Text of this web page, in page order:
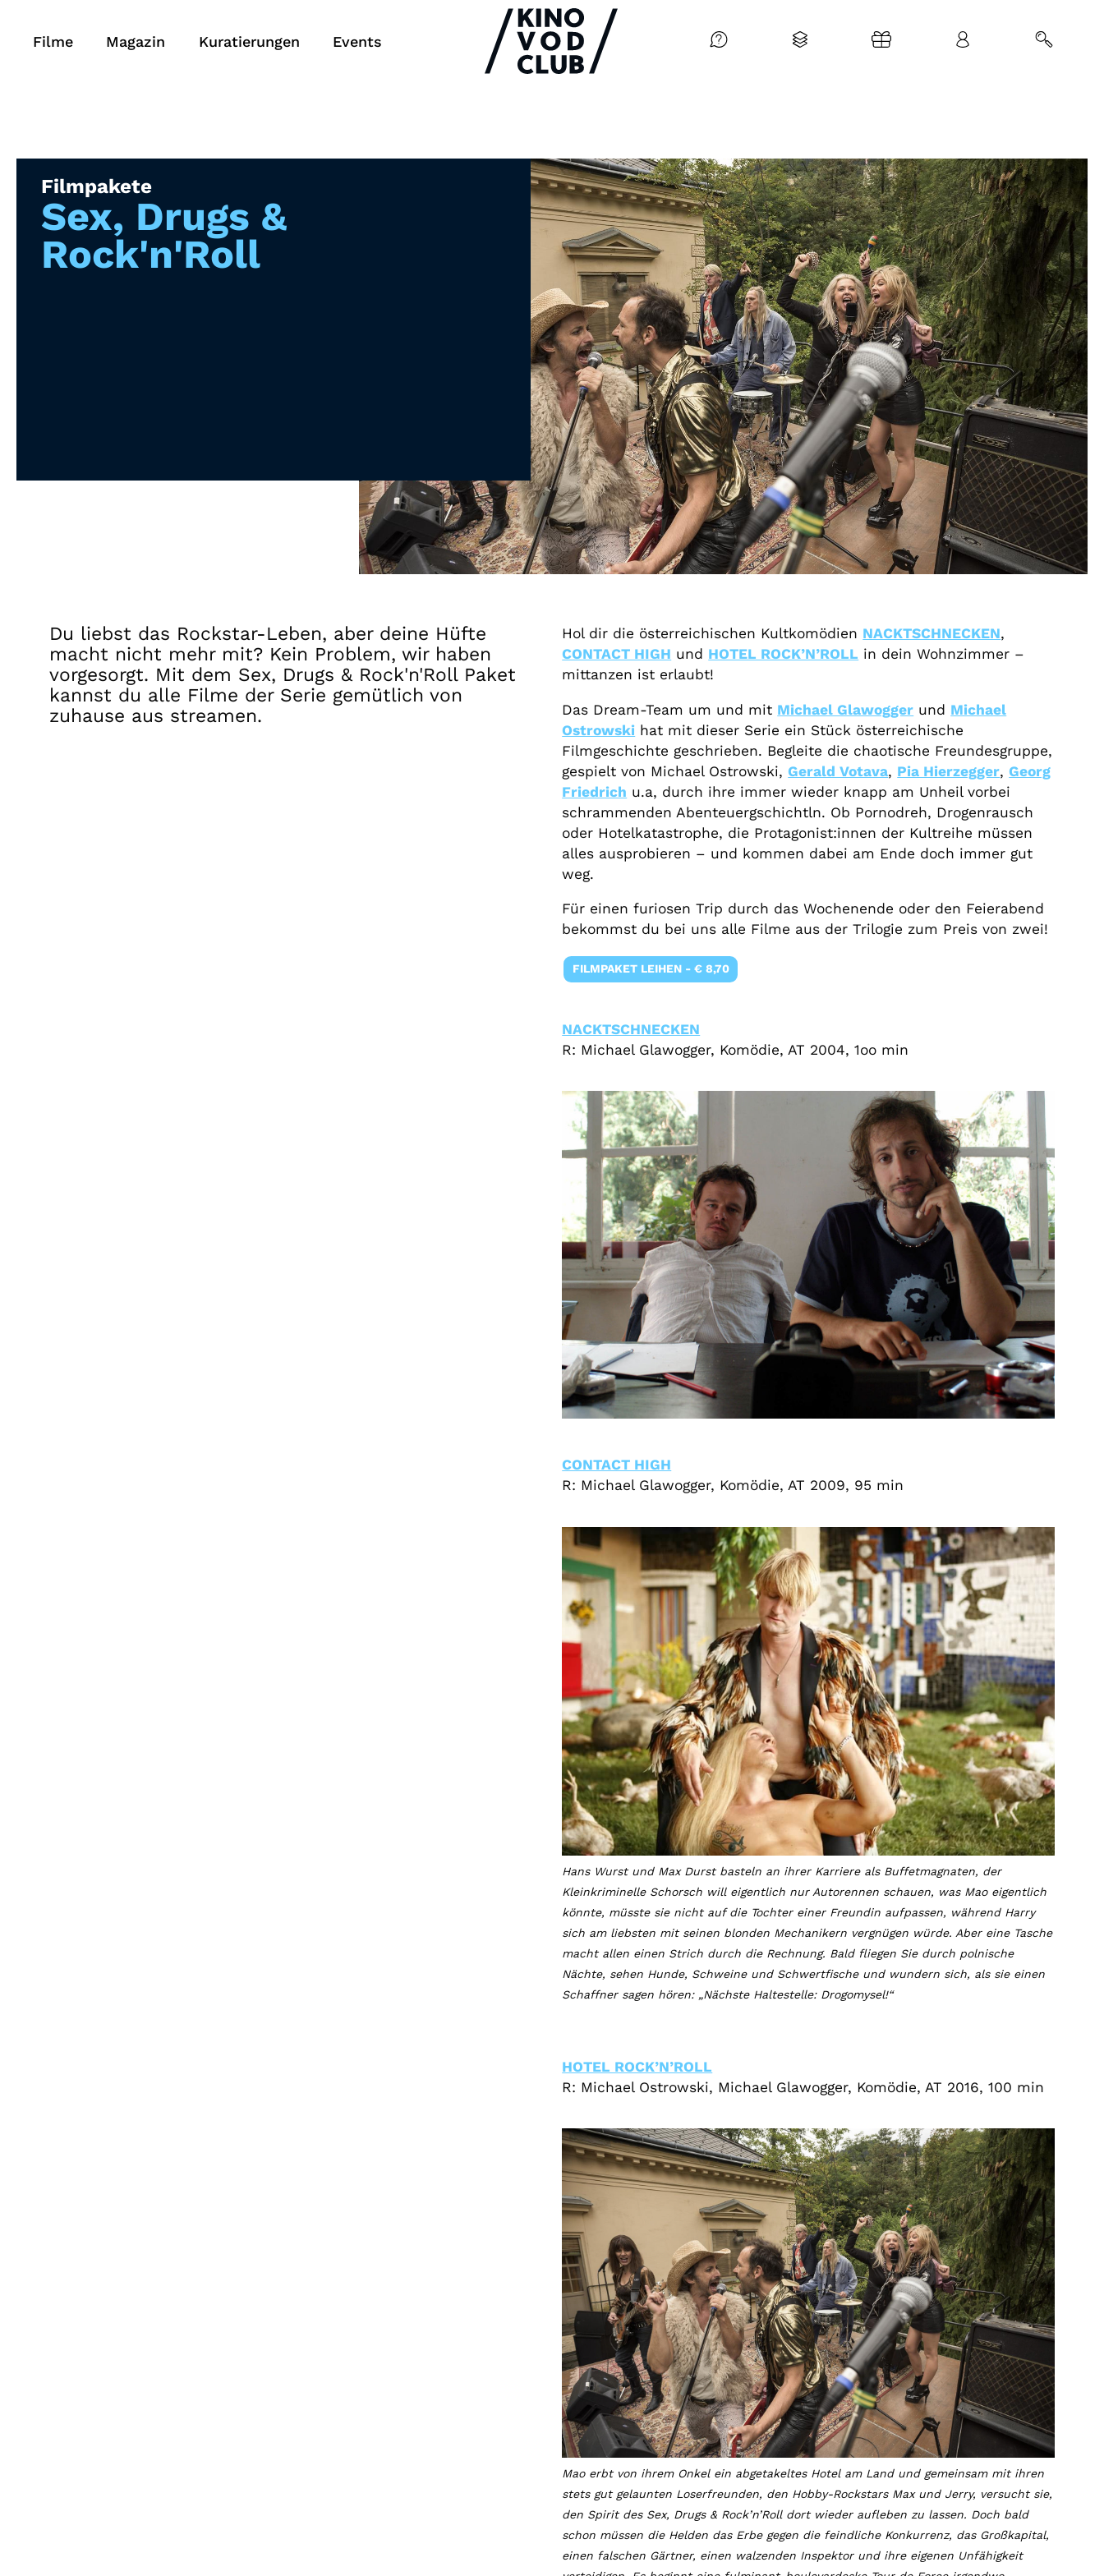
Kuratierungen
So geht’s
Filmpakete
Gutscheine
& Filmpässe
Account
Suche
Filme Magazin Kuratierungen Events
Filmpakete
Sex, Drugs &
Rock'n'Roll
Du liebst das Rockstar-Leben, aber deine Hüfte
macht nicht mehr mit? Kein Problem, wir haben
vorgesorgt. Mit dem Sex, Drugs & Rock'n'Roll Paket
kannst du alle Filme der Serie gemütlich von
zuhause aus streamen.
Hol dir die österreichischen Kultkomödien NACKTSCHNECKEN,
CONTACT HIGH und HOTEL ROCK’N’ROLL in dein Wohnzimmer –
mittanzen ist erlaubt!
Das Dream-Team um und mit Michael Glawogger und Michael
Ostrowski hat mit dieser Serie ein Stück österreichische
Filmgeschichte geschrieben. Begleite die chaotische Freundesgruppe,
gespielt von Michael Ostrowski,Gerald Votava, Pia Hierzegger,Georg
Friedrich u.a, durch ihre immer wieder knapp am Unheil vorbei
schrammenden Abenteuergschichtln. Ob Pornodreh, Drogenrausch
oder Hotelkatastrophe, die Protagonist:innen der Kultreihe müssen
alles ausprobieren – und kommen dabei am Ende doch immer gut
weg.
Für einen furiosen Trip durch das Wochenende oder den Feierabend
bekommst du bei uns alle Filme aus der Trilogie zum Preis von zwei!
FILMPAKET LEIHEN - € 8,70
NACKTSCHNECKEN
R: Michael Glawogger, Komödie, AT 2004, 1oo min
CONTACT HIGH
R: Michael Glawogger, Komödie, AT 2009, 95 min
Hans Wurst und Max Durst basteln an ihrer Karriere als Buffetmagnaten, der
Kleinkriminelle Schorsch will eigentlich nur Autorennen schauen, was Mao eigentlich
könnte, müsste sie nicht auf die Tochter einer Freundin aufpassen, während Harry
sich am liebsten mit seinen blonden Mechanikern vergnügen würde. Aber eine Tasche
macht allen einen Strich durch die Rechnung. Bald fliegen Sie durch polnische
Nächte, sehen Hunde, Schweine und Schwertfische und wundern sich, als sie einen
Schaffner sagen hören: „Nächste Haltestelle: Drogomysel!“
HOTEL ROCK’N’ROLL
R: Michael Ostrowski, Michael Glawogger, Komödie, AT 2016, 100 min
Mao erbt von ihrem Onkel ein abgetakeltes Hotel am Land und gemeinsam mit ihren
stets gut gelaunten Loserfreunden, den Hobby-Rockstars Max und Jerry, versucht sie,
den Spirit des Sex, Drugs & Rock’n’Roll dort wieder aufleben zu lassen. Doch bald
schon müssen die Helden das Erbe gegen die feindliche Konkurrenz, das Großkapital,
einen falschen Gärtner, einen walzenden Inspektor und ihre eigenen Unfähigkeit